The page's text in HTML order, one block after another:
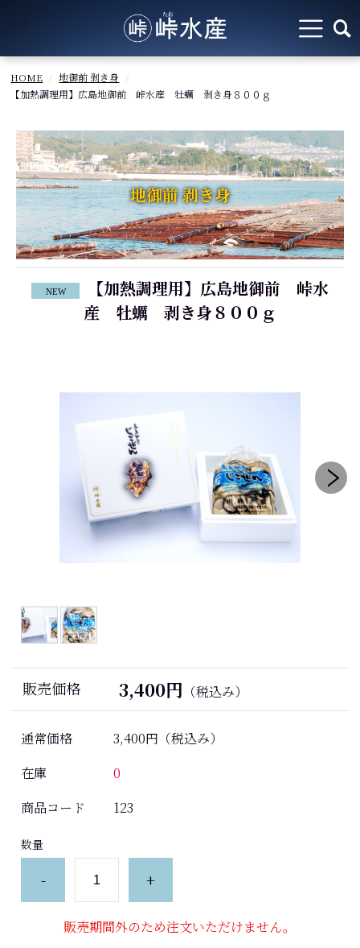
HOME
地御前 剥き身
【加熱調理用】広島地御前 峠水産 牡蠣 剥き身８００ｇ
地御前 剥き身
【加熱調理用】広島地御前 峠水
産 牡蠣 剥き身８００ｇ
販売価格 3,400円 （税込み）
通常価格 3,400円 （税込み）
在庫
0
商品コード
123
数量
- +
販売期間外のため注文いただけません。